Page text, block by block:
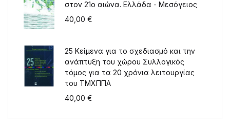
στον 21ο αιώνα. Ελλάδα - Μεσόγειος
40,00 €
25 Κείμενα για το σχεδιασμό και την
ανάπτυξη του χώρου Συλλογικός
τόμος για τα 20 χρόνια λειτουργίας
του ΤΜΧΠΠΑ
40,00 €